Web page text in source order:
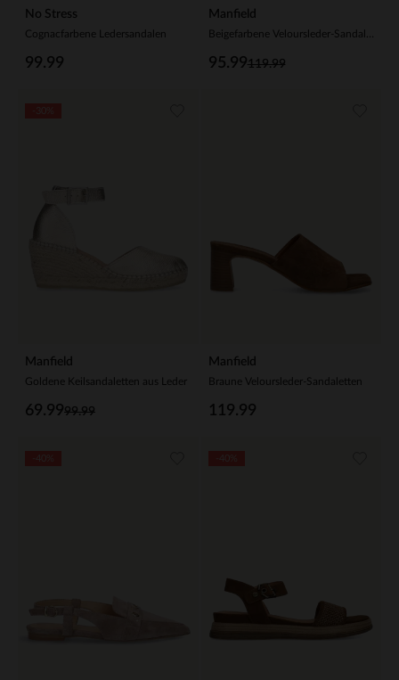
No Stress
Cognacfarbene Ledersandalen
99.99
Manfield
119.99
95.99
Manfield
Goldene Keilsandaletten aus Leder
99.99
69.99
Manfield
Braune Veloursleder-Sandaletten
119.99